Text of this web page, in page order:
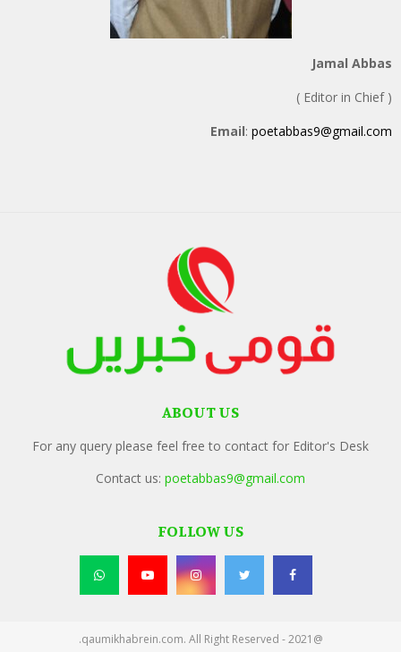
Jamal Abbas
( Editor in Chief )
Email: poetabbas9@gmail.com
ABOUT US
For any query please feel free to contact for Editor's Desk
Contact us: poetabbas9@gmail.com
FOLLOW US
@2021 - qaumikhabrein.com. All Right Reserved.